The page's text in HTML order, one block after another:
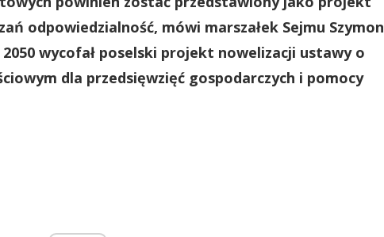
odpowiedzialność, mówi marszałek Sejmu Szymon
wycofał poselski projekt nowelizacji ustawy o
dla przedsięwzięć gospodarczych i pomocy